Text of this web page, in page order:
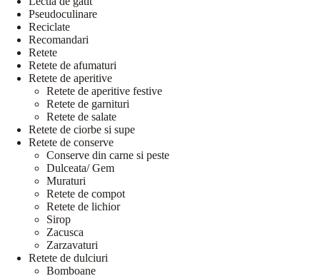
Pseudoculinare
Reciclate
Recomandari
Retete
Retete de afumaturi
Retete de aperitive
Retete de aperitive festive
Retete de garnituri
Retete de salate
Retete de ciorbe si supe
Retete de conserve
Conserve din carne si peste
Dulceata/ Gem
Muraturi
Retete de compot
Retete de lichior
Sirop
Zacusca
Zarzavaturi
Retete de dulciuri
Bomboane